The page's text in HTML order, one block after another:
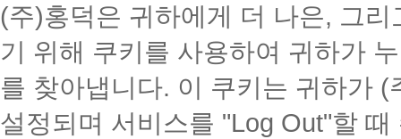
(주)홍덕은 귀하에게 더 나은, 그
기 위해 쿠키를 사용하여 귀하가
를 찾아냅니다. 이 쿠키는 귀하가
설정되며 서비스를 "Log Out"할